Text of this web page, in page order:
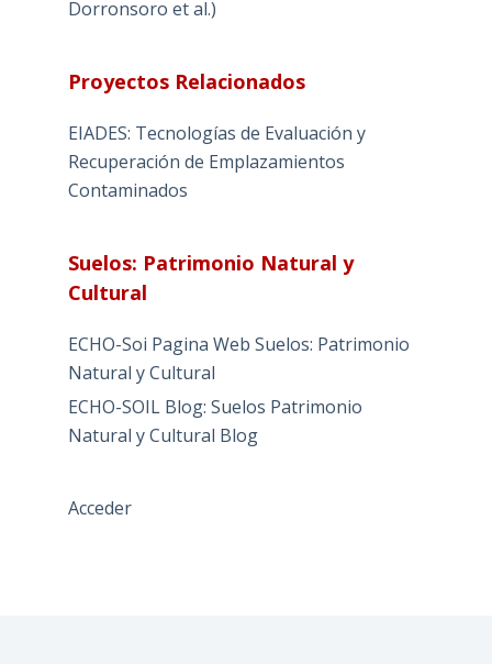
Dorronsoro et al.)
Proyectos Relacionados
EIADES: Tecnologías de Evaluación y
Recuperación de Emplazamientos
Contaminados
Suelos: Patrimonio Natural y
Cultural
ECHO-Soi Pagina Web Suelos: Patrimonio
Natural y Cultural
ECHO-SOIL Blog: Suelos Patrimonio
Natural y Cultural Blog
Acceder